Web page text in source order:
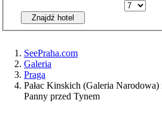
Znajdź hotel
SeePraha.com
Galeria
Praga
Pałac Kinskich (Galeria
Panny przed Tynem